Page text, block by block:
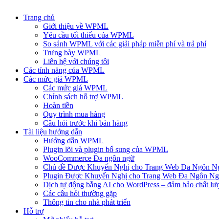
Trang chủ
Giới thiệu về WPML
Yêu cầu tối thiểu của WPML
So sánh WPML với các giải pháp miễn phí và trả phí
Trưng bày WPML
Liên hệ với chúng tôi
Các tính năng của WPML
Các mức giá WPML
Các mức giá WPML
Chính sách hỗ trợ WPML
Hoàn tiền
Quy trình mua hàng
Câu hỏi trước khi bán hàng
Tài liệu hướng dẫn
Hướng dẫn WPML
Plugin lõi và plugin bổ sung của WPML
WooCommerce Đa ngôn ngữ
Chủ đề Được Khuyến Nghị cho Trang Web Đa Ngôn
Plugin Được Khuyến Nghị cho Trang Web Đa Ngôn
Dịch tự động bằng AI cho WordPress – đảm bảo chất
Các câu hỏi thường gặp
Thông tin cho nhà phát triển
Hỗ trợ